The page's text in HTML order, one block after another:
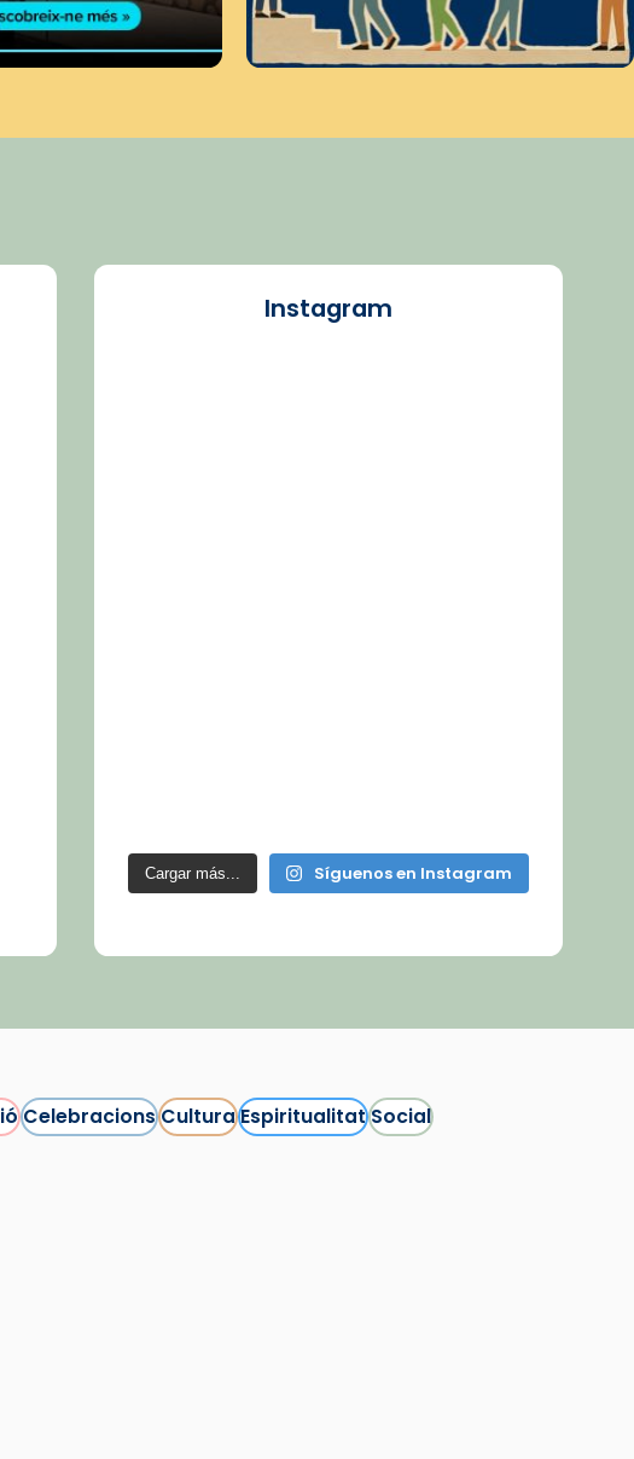
Instagram
Cargar más... Síguenos en Instagram
CelebracionsCulturaEspiritualitatSocial